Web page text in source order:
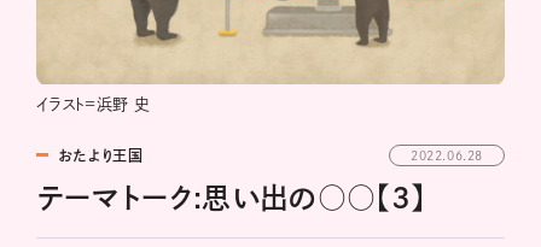
イラスト=浜野 史
おたより王国 2022.06.28
テーマトーク:思い出の○○【3】